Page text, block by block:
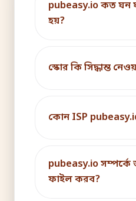
pubeasy.io কত ঘন
হয়?
স্কোর কি সিদ্ধান্ত
কোন ISP
pubeasy.io
ফাইল করব?